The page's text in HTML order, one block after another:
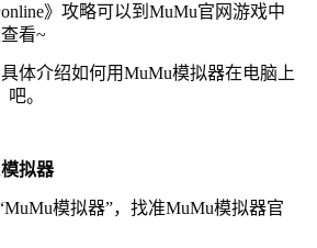
》攻略可以到MuMu官网游戏中
看~
体介绍如何用MuMu模拟器在电脑上
。
拟器
模拟器”，找准MuMu模拟器官